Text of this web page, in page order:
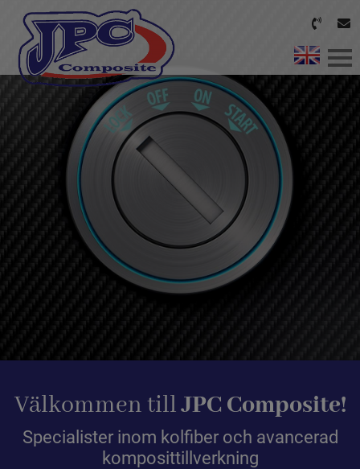
VÅRA TJÄNSTER
KONTAKT
Välkommen tillJPC Composite!
Specialister inom kolfiber och avancerad
komposittillverkning